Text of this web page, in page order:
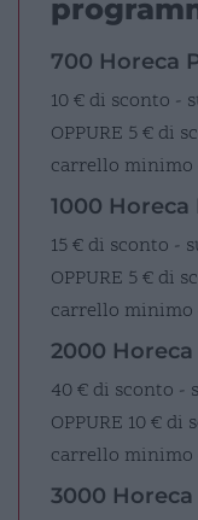
700 Horeca
10 € di sconto -
OPPURE 5 € di
carrello minimo
1000 Horeca
15 € di sconto -
OPPURE 5 € di
carrello minimo
2000
40 € di sconto -
OPPURE 10 € di
carrello minimo
3000